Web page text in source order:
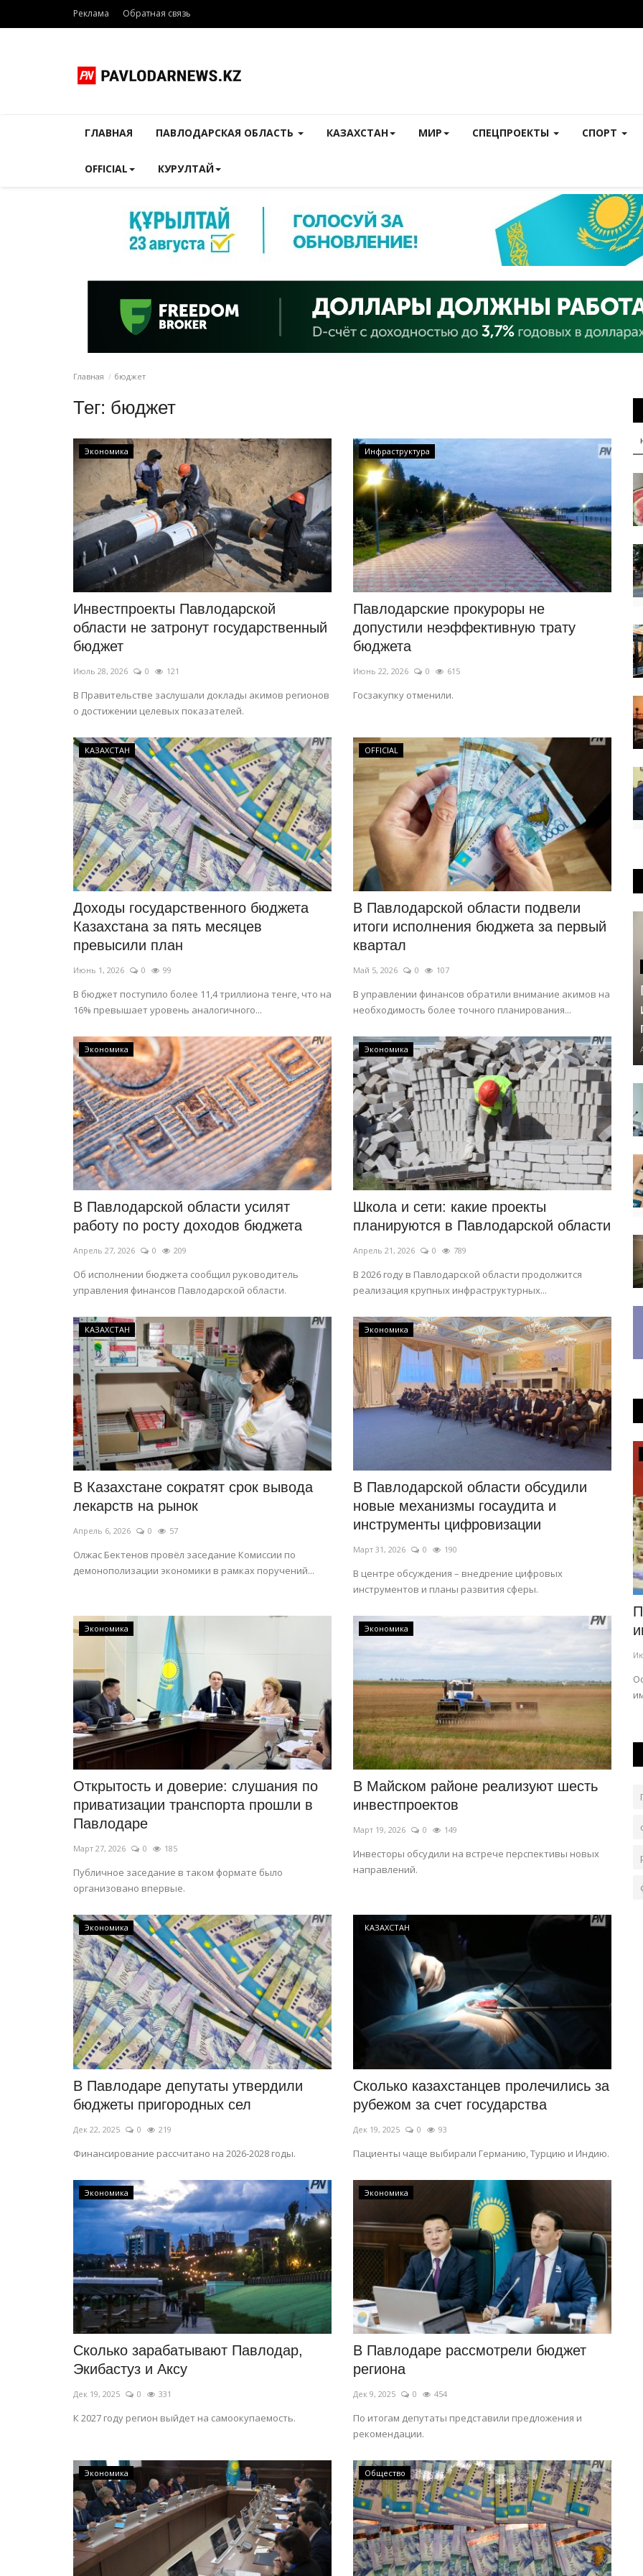
Реклама Обратная связь
ГЛАВНАЯ ПАВЛОДАРСКАЯ ОБЛАСТЬ КАЗАХСТАН МИР СПЕЦПРОЕКТЫ СПОРТ
OFFICIAL КУРУЛТАЙ
Главная бюджет
Тег: бюджет
Экономика
Инвестпроекты Павлодарской
области не затронут государственный
бюджет
Июль 28, 2026 0 121
В Правительстве заслушали доклады акимов регионов
о достижении целевых показателей.
Инфраструктура
Павлодарские прокуроры не
допустили неэффективную трату
бюджета
Июнь 22, 2026 0 615
Госзакупку отменили.
КАЗАХСТАН
Доходы государственного бюджета
Казахстана за пять месяцев
превысили план
Июнь 1, 2026 0 99
В бюджет поступило более 11,4 триллиона тенге, что на
16% превышает уровень аналогичного...
OFFICIAL
В Павлодарской области подвели
итоги исполнения бюджета за первый
квартал
Май 5, 2026 0 107
В управлении финансов обратили внимание акимов на
необходимость более точного планирования...
Экономика
В Павлодарской области усилят
работу по росту доходов бюджета
Апрель 27, 2026 0 209
Об исполнении бюджета сообщил руководитель
управления финансов Павлодарской области.
Экономика
Школа и сети: какие проекты
планируются в Павлодарской области
Апрель 21, 2026 0 789
В 2026 году в Павлодарской области продолжится
реализация крупных инфраструктурных...
КАЗАХСТАН
В Казахстане сократят срок вывода
лекарств на рынок
Апрель 6, 2026 0 57
Олжас Бектенов провёл заседание Комиссии по
демонополизации экономики в рамках поручений...
Экономика
В Павлодарской области обсудили
новые механизмы госаудита и
инструменты цифровизации
Март 31, 2026 0 190
В центре обсуждения – внедрение цифровых
инструментов и планы развития сферы.
Экономика
Открытость и доверие: слушания по
приватизации транспорта прошли в
Павлодаре
Март 27, 2026 0 185
Публичное заседание в таком формате было
организовано впервые.
Экономика
В Майском районе реализуют шесть
инвестпроектов
Март 19, 2026 0 149
Инвесторы обсудили на встрече перспективы новых
направлений.
Экономика
В Павлодаре депутаты утвердили
бюджеты пригородных сел
Дек 22, 2025 0 219
Финансирование рассчитано на 2026-2028 годы.
КАЗАХСТАН
Сколько казахстанцев пролечились за
рубежом за счет государства
Дек 19, 2025 0 93
Пациенты чаще выбирали Германию, Турцию и Индию.
Экономика
Сколько зарабатывают Павлодар,
Экибастуз и Аксу
Дек 19, 2025 0 331
К 2027 году регион выйдет на самоокупаемость.
Экономика
В Павлодаре рассмотрели бюджет
региона
Дек 9, 2025 0 454
По итогам депутаты представили предложения и
рекомендации.
Экономика Общество
Предания степи
цивилизации
Янв 31, 2026 0
По мнению павлодарского мастера-универсала,
старинное ремесло кочевников – это система...
предвыборную встречу с
футболистами...
В Павлодаре представители предвыборного штаба
партии «Әділет» провели встречу с...